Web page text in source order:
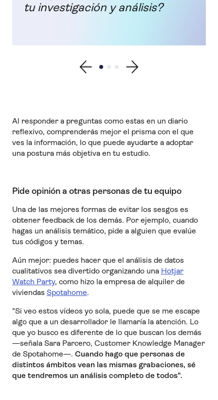
tu investigación y análisis?
Show previous testimonial
Show testimonial 1
Show testimonial 2
Show testimonial 3
Show next testimonial
Al responder a preguntas como estas en un diario
reflexivo, comprenderás mejor el prisma con el que
ves la información, lo que puede ayudarte a adoptar
una postura más objetiva en tu estudio.
Pide opinión a otras personas de tu equipo
Una de las mejores formas de evitar los sesgos es
obtener feedback de los demás. Por ejemplo, cuando
hagas un análisis temático, pide a alguien que evalúe
tus códigos y temas.
Aún mejor: puedes hacer que el análisis de datos
cualitativos sea divertido organizando una Hotjar
Watch Party, como hizo la empresa de alquiler de
viviendas Spotahome.
"Si veo estos vídeos yo sola, puede que se me escape
algo que a un desarrollador le llamaría la atención. Lo
que yo busco es diferente de lo que buscan los demás
—señala Sara Parcero, Customer Knowledge Manager
de Spotahome—. Cuando hago que personas de
distintos ámbitos vean las mismas grabaciones, sé
que tendremos un análisis completo de todos".